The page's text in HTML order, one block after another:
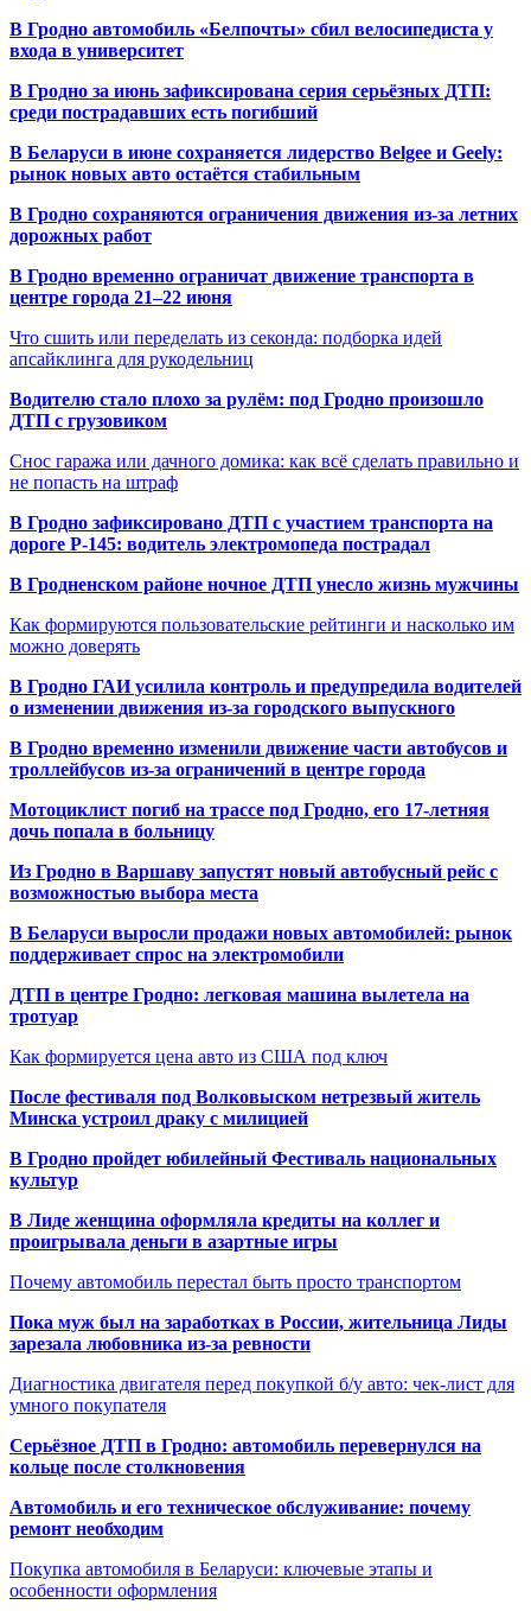
В Гродно автомобиль «Белпочты» сбил велосипедиста у
входа в университет
В Гродно за июнь зафиксирована серия серьёзных ДТП:
среди пострадавших есть погибший
В Беларуси в июне сохраняется лидерство Belgee и Geely:
рынок новых авто остаётся стабильным
В Гродно сохраняются ограничения движения из-за летних
дорожных работ
В Гродно временно ограничат движение транспорта в
центре города 21–22 июня
Что сшить или переделать из секонда: подборка идей
апсайклинга для рукодельниц
Водителю стало плохо за рулём: под Гродно произошло
ДТП с грузовиком
Снос гаража или дачного домика: как всё сделать правильно и
не попасть на штраф
В Гродно зафиксировано ДТП с участием транспорта на
дороге Р-145: водитель электромопеда пострадал
В Гродненском районе ночное ДТП унесло жизнь мужчины
Как формируются пользовательские рейтинги и насколько им
можно доверять
В Гродно ГАИ усилила контроль и предупредила водителей
о изменении движения из-за городского выпускного
В Гродно временно изменили движение части автобусов и
троллейбусов из-за ограничений в центре города
Мотоциклист погиб на трассе под Гродно, его 17-летняя
дочь попала в больницу
Из Гродно в Варшаву запустят новый автобусный рейс с
возможностью выбора места
В Беларуси выросли продажи новых автомобилей: рынок
поддерживает спрос на электромобили
ДТП в центре Гродно: легковая машина вылетела на
тротуар
Как формируется цена авто из США под ключ
После фестиваля под Волковыском нетрезвый житель
Минска устроил драку с милицией
В Гродно пройдет юбилейный Фестиваль национальных
культур
В Лиде женщина оформляла кредиты на коллег и
проигрывала деньги в азартные игры
Почему автомобиль перестал быть просто транспортом
Пока муж был на заработках в России, жительница Лиды
зарезала любовника из-за ревности
Диагностика двигателя перед покупкой б/у авто: чек-лист для
умного покупателя
Серьёзное ДТП в Гродно: автомобиль перевернулся на
кольце после столкновения
Автомобиль и его техническое обслуживание: почему
ремонт необходим
Покупка автомобиля в Беларуси: ключевые этапы и
особенности оформления